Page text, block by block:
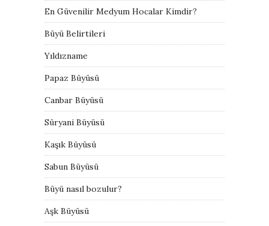
En Güvenilir Medyum Hocalar Kimdir?
Büyü Belirtileri
Yıldızname
Papaz Büyüsü
Canbar Büyüsü
Süryani Büyüsü
Kaşık Büyüsü
Sabun Büyüsü
Büyü nasıl bozulur?
Aşk Büyüsü